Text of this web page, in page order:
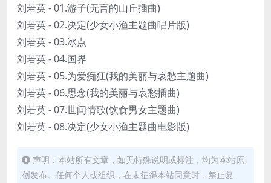
刘若英 - 01.游子(无言的山丘插曲)
刘若英 - 02.决定(少女小渔主题曲唱片版)
刘若英 - 03.冰点
刘若英 - 04.国界
刘若英 - 05.为爱痴狂(我的美丽与哀愁主题曲)
刘若英 - 06.思念(我的美丽与哀愁插曲)
刘若英 - 07.世间情歌(饮食男女主题曲)
刘若英 - 08.决定(少女小渔主题曲电影版)
声明：本站所有文章，如无特殊说明或标注，均为本站原
创发布。任何个人或组织，在未征得本站同意时，禁止复